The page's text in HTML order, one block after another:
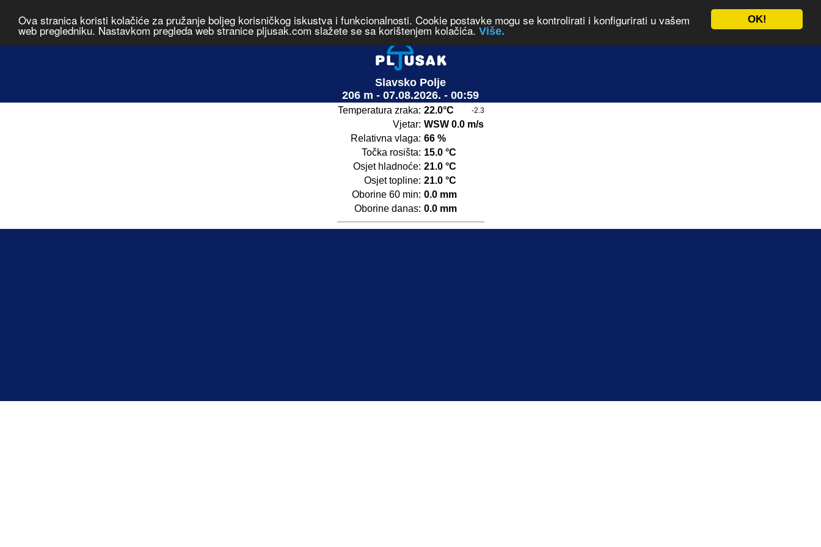
OK!
Ova stranica koristi kolačiće za pružanje boljeg korisničkog iskustva i funkcionalnosti. Cookie postavke mogu se kontrolirati i konfigurirati u vašem
web pregledniku. Nastavkom pregleda web stranice pljusak.com slažete se sa korištenjem kolačića. Više.
Slavsko Polje
206 m - 07.08.2026. - 00:59
Temperatura zraka: 22.0°C -2.3
Vjetar: WSW 0.0 m/s
Relativna vlaga: 66 %
Točka rosišta: 15.0 °C
Osjet hladnoće: 21.0 °C
Osjet topline: 21.0 °C
Oborine 60 min: 0.0 mm
Oborine danas: 0.0 mm